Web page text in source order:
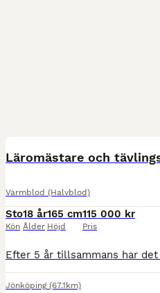
Läromästare och
Varmblod (Halvblod)
Sto
Kön
18 år
Ålder
165 cm
Höjd
115 000 kr
Pris
Jönköping (67.1km)